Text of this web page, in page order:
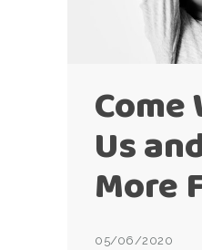
Come
Us
More
05/06/2020